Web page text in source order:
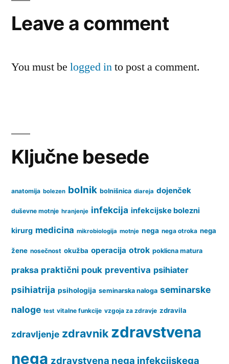
Leave a comment
You must be logged into post a comment.
Ključne besede
anatomija bolezen bolnik bolnišnica diareja dojenček
duševne motnje hranjenje infekcija infekcijske bolezni
kirurg medicina mikrobiologija motnje nega nega otroka nega
žene nosečnost okužba operacija otrok poklicna matura
praksa praktični pouk preventiva psihiater
psihiatrija psihologija seminarska naloga seminarske
naloge test vitalne funkcije vzgoja za zdravje zdravila
zdravljenje zdravnik zdravstvena
nega zdravstvena nega infekcijskega